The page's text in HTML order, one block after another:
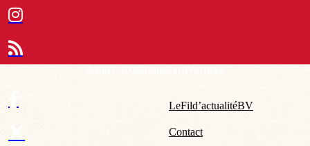
Le Fil d’actualité BV
Contact